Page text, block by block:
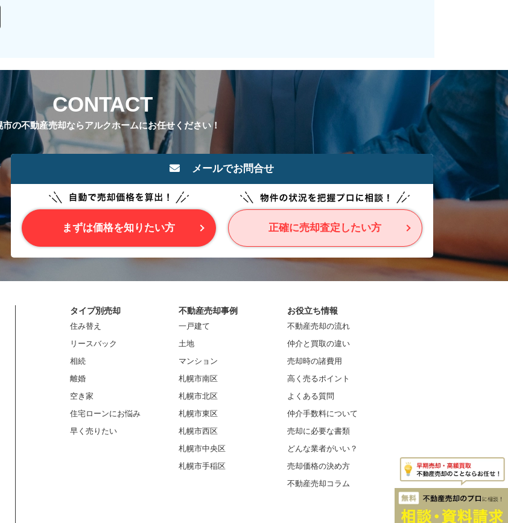
CONTACT
市の不動産売却ならアルクホームにお任せください！
メールでお問合せ
まずは価格を知りたい方 正確に売却査定したい方
タイプ別売却
住み替え
リースバック
相続
離婚
空き家
住宅ローンにお悩み
早く売りたい
不動産売却事例
一戸建て
土地
マンション
札幌市南区
札幌市北区
札幌市東区
札幌市西区
札幌市中央区
札幌市手稲区
お役立ち情報
不動産売却の流れ
仲介と買取の違い
売却時の諸費用
高く売るポイント
よくある質問
仲介手数料について
売却に必要な書類
どんな業者がいい？
売却価格の決め方
不動産売却コラム